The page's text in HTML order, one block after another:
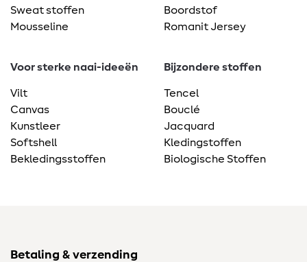
Sweat stoffen
Mousseline
Boordstof
Romanit Jersey
Voor sterke naai-ideeën
Vilt
Canvas
Kunstleer
Softshell
Bekledingsstoffen
Bijzondere stoffen
Tencel
Bouclé
Jacquard
Kledingstoffen
Biologische Stoffen
Betaling & verzending